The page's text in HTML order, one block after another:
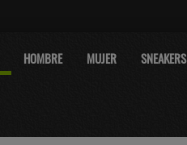
HOMBRE MUJER SNEAKERS